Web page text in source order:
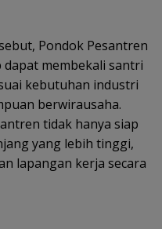
Pondok Pesantren
membekali santri
kebutuhan industri
berwirausaha.
tidak hanya siap
yang lebih tinggi,
lapangan kerja secara